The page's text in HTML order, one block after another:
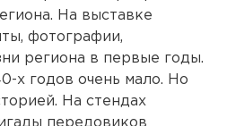
На выставке
фотографии,
региона в первые годы.
х годов очень мало. Но
На стендах
передовиков